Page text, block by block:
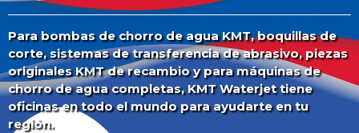
Para bombas de chorro de agua KMT, boquillas de
corte, sistemas de transferencia de abrasivo, piezas
originales KMT de recambio y para máquinas de
chorro de agua completas, KMT Waterjet tiene
oficinas en todo el mundo para ayudarte en tu
región.